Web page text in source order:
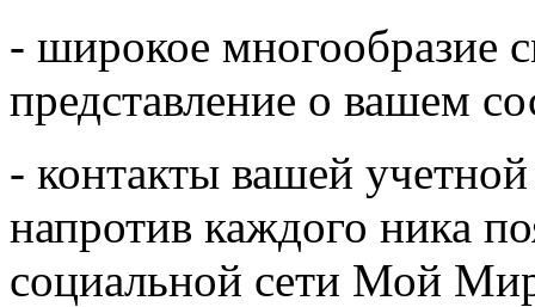
- широкое многообразие
представление о вашем
- контакты вашей
напротив каждого ника
социальной сети Мой